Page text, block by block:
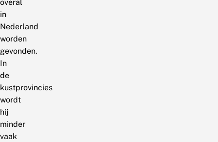
overal
in
Nederland
worden
gevonden.
In
de
kustprovincies
wordt
hij
minder
vaak